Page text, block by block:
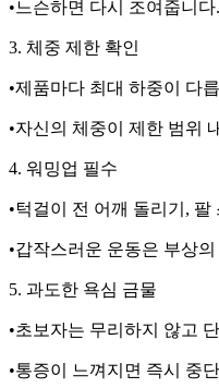
•느슨하면 다시 조여줍니다.
3. 체중 제한 확인
•제품마다 최대 하중이 다
•자신의 체중이 제한 범위
4. 워밍업 필수
•턱걸이 전 어깨 돌리기,
•갑작스러운 운동은 부상
5. 과도한 욕심 금물
•초보자는 무리하지 않고
•통증이 느껴지면 즉시 중